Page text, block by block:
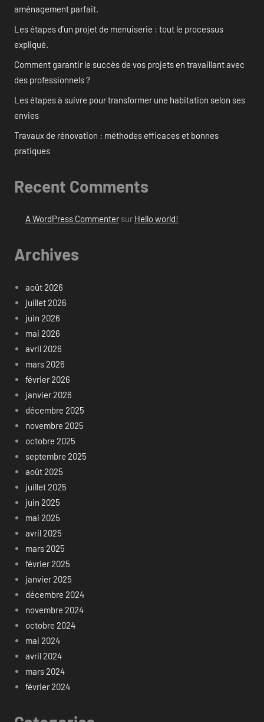
aménagement parfait.
Les étapes d’un projet de menuiserie : tout le processus
expliqué.
Comment garantir le succès de vos projets en travaillant avec
des professionnels ?
Les étapes à suivre pour transformer une habitation selon ses
envies
Travaux de rénovation : méthodes efficaces et bonnes
pratiques
Recent Comments
A WordPress Commentersur Hello world!
Archives
août 2026
juillet 2026
juin 2026
mai 2026
avril 2026
mars 2026
février 2026
janvier 2026
décembre 2025
novembre 2025
octobre 2025
septembre 2025
août 2025
juillet 2025
juin 2025
mai 2025
avril 2025
mars 2025
février 2025
janvier 2025
décembre 2024
novembre 2024
octobre 2024
mai 2024
avril 2024
mars 2024
février 2024